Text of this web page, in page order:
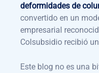
deformidades de
convertido en un
empresarial
Colsubsidio recibió
Este blog no es una